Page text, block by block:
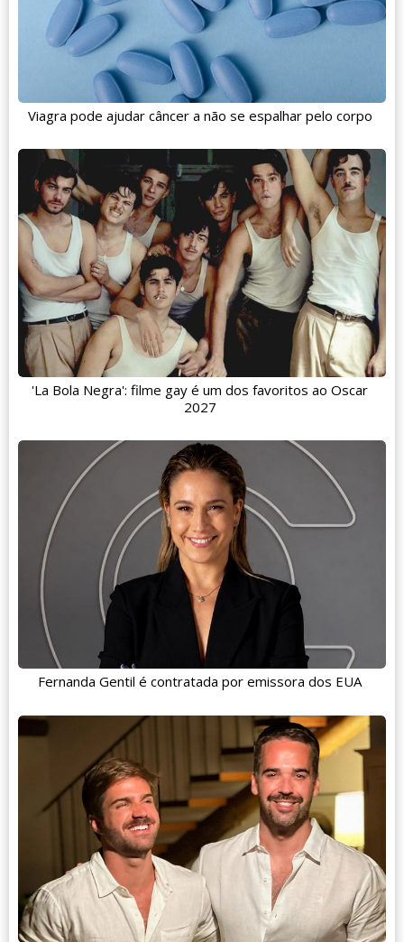
Viagra pode ajudar câncer a não se espalhar pelo corpo
'La Bola Negra': filme gay é um dos favoritos ao Oscar
2027
Fernanda Gentil é contratada por emissora dos EUA